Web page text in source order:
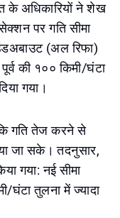
के अधिकारियों ने शेख
पर गति सीमा
(अल रिफा)
की १०० किमी/घंटा
गया।
गति तेज करने से
जा सके। तदनुसार,
गया: नई सीमा
घंटा तुलना में ज्यादा